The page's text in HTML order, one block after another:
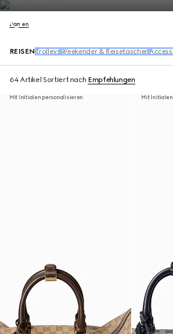
Damen
REISEN Trolleys Weekender & Reisetaschen
64 Artikel Sortiert nach Empfehlungen
Mit Initialen personalisieren Mit